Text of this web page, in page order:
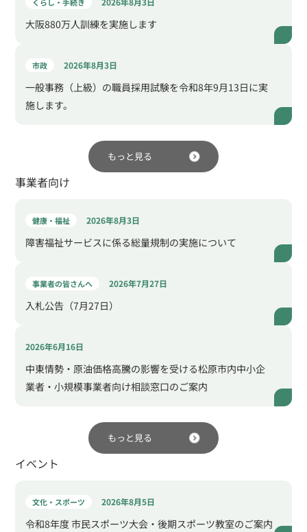
大阪880万人訓練を実施します
市政 2026年8月3日
一般事務（上級）の職員採用試験を令和8年9月13日に実
施します。
もっと見る
事業者向け
健康・福祉 2026年8月3日
障害福祉サービスに係る総量規制の実施について
事業者の皆さんへ 2026年7月27日
入札公告（7月27日）
2026年6月16日
中東情勢・原油価格高騰の影響を受ける松原市内中小企
業者・小規模事業者向け相談窓口のご案内
もっと見る
イベント
文化・スポーツ 2026年8月5日
令和8年度 市民スポーツ大会・後期スポーツ教室のご案内